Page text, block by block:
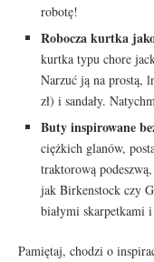
robotę!
Robocza kurtka
kurtka typu chore
Narzuć ją na prostą,
zł) i sandały.
Buty inspirowane
ciężkich glanów,
traktorową
jak Birkenstock czy
białymi skarpetkami
Pamiętaj, chodzi o